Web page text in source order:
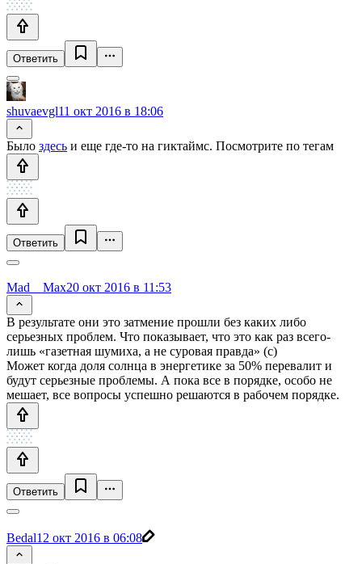
Ответить
shuvaevgl11 окт 2016 в 18:06
Было здесь и еще где-то на гиктаймс. Посмотрите по тегам
Ответить
Mad__Max20 окт 2016 в 11:53
В результате они это затмение прошли без каких либо
серьезных проблем. Что показывает, что это как раз всего-
лишь «газетная шумиха, а не суровая правда» (с)
Может когда доля солнца в энергетике за 50% перевалит и
будут серьезные проблемы. А пока все в порядке, особо не
мешает, все вопросы успешно решаются в рабочем порядке.
Ответить
Bedal12 окт 2016 в 06:08